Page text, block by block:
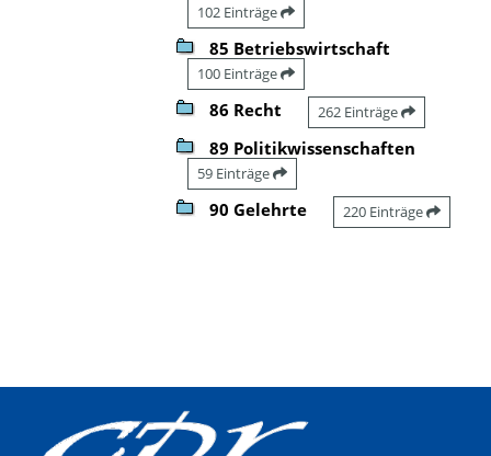
102 Einträge
85 Betriebswirtschaft
100 Einträge
86 Recht 262 Einträge
89 Politikwissenschaften
59 Einträge
90 Gelehrte 220 Einträge